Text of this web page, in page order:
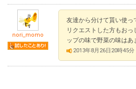
nori_momo
友達から分けて貰い使っ
リクエストした方もお
ップの味で野菜の味はあ
2013年8月26日20時45分